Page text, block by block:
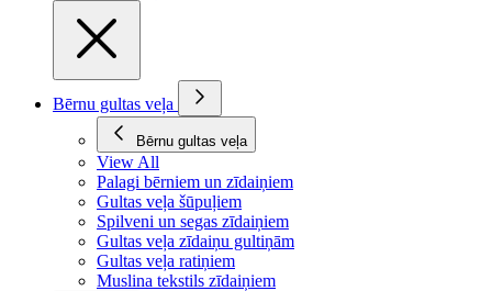
Bērnu gultas veļa
Bērnu gultas veļa
View All
Palagi bērniem un zīdaiņiem
Gultas veļa šūpuļiem
Spilveni un segas zīdaiņiem
Gultas veļa zīdaiņu gultiņām
Gultas veļa ratiņiem
Muslina tekstils zīdaiņiem